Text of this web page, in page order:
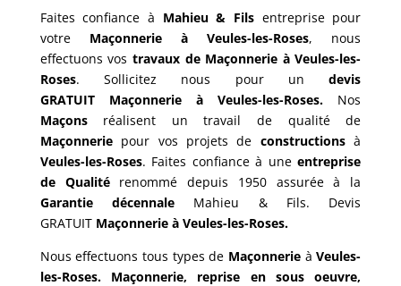
Faites confiance à Mahieu & Filsentreprise pour
votre Maçonnerie à Veules-les-Roses, nous
effectuons vos travaux de Maçonnerie à Veules-les-
Roses. Sollicitez nous pour undevis
GRATUIT
Maçonnerie à Veules-les-Roses. Nos
Maçonsréalisent un travail de qualité de
Maçonneriepour vos projets de constructionsà
Veules-les-Roses. Faites confiance à uneentreprise
de Qualitérenommé depuis 1950 assurée à la
Garantie décennale Mahieu & Fils. Devis
GRATUIT Maçonnerieà Veules-les-Roses.
Nous effectuons tous types de MaçonnerieàVeules-
les-Roses. Maçonnerie, reprise en sous oeuvre,